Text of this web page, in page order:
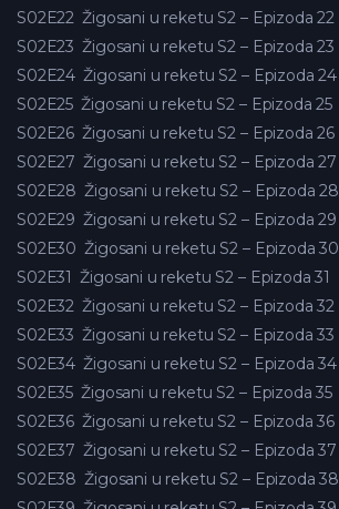
S02E22 Žigosani u reketu S2 – Epizoda 22
S02E23 Žigosani u reketu S2 – Epizoda 23
S02E24 Žigosani u reketu S2 – Epizoda 24
S02E25 Žigosani u reketu S2 – Epizoda 25
S02E26 Žigosani u reketu S2 – Epizoda 26
S02E27 Žigosani u reketu S2 – Epizoda 27
S02E28 Žigosani u reketu S2 – Epizoda 28
S02E29 Žigosani u reketu S2 – Epizoda 29
S02E30 Žigosani u reketu S2 – Epizoda 30
S02E31 Žigosani u reketu S2 – Epizoda 31
S02E32 Žigosani u reketu S2 – Epizoda 32
S02E33 Žigosani u reketu S2 – Epizoda 33
S02E34 Žigosani u reketu S2 – Epizoda 34
S02E35 Žigosani u reketu S2 – Epizoda 35
S02E36 Žigosani u reketu S2 – Epizoda 36
S02E37 Žigosani u reketu S2 – Epizoda 37
S02E38 Žigosani u reketu S2 – Epizoda 38